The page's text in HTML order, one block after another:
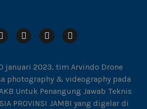
januari 2023, tim Arvindo Drone
photography & videography pada
Untuk Penangung Jawab Teknis
PROVINSI JAMBI yang digelar di